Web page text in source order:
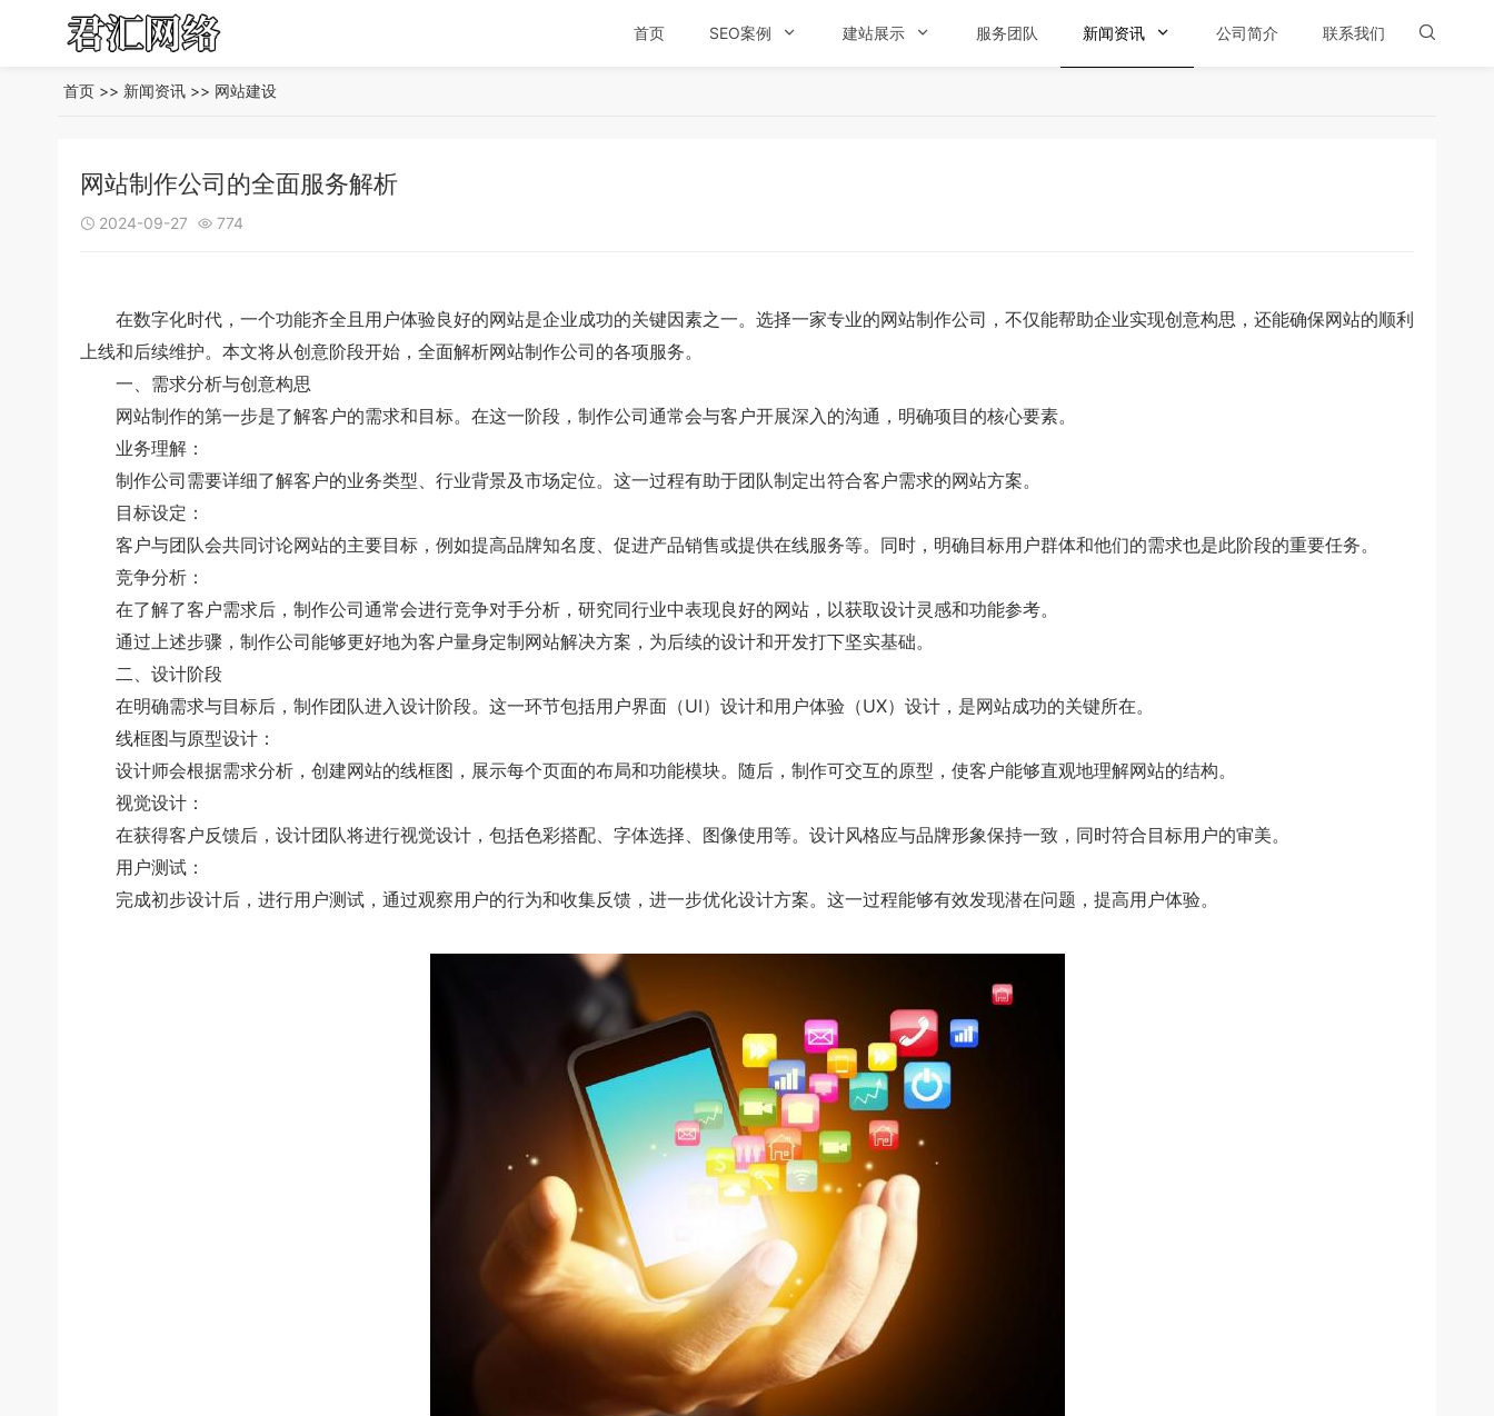

首页 SEO案例  建站展示  服务团队 新闻资讯  公司简介 联系我们
首页 >> 新闻资讯 >> 网站建设
网站制作公司的全面服务解析
 2024-09-27  774
在数字化时代，一个功能齐全且用户体验良好的网站是企业成功的关键因素之一。选择一家专业的网站制作公司，不仅能帮助企业实现创意构思，还能确保网站的顺利
上线和后续维护。本文将从创意阶段开始，全面解析网站制作公司的各项服务。
一、需求分析与创意构思
网站制作的第一步是了解客户的需求和目标。在这一阶段，制作公司通常会与客户开展深入的沟通，明确项目的核心要素。
业务理解：
制作公司需要详细了解客户的业务类型、行业背景及市场定位。这一过程有助于团队制定出符合客户需求的网站方案。
目标设定：
客户与团队会共同讨论网站的主要目标，例如提高品牌知名度、促进产品销售或提供在线服务等。同时，明确目标用户群体和他们的需求也是此阶段的重要任务。
竞争分析：
在了解了客户需求后，制作公司通常会进行竞争对手分析，研究同行业中表现良好的网站，以获取设计灵感和功能参考。
通过上述步骤，制作公司能够更好地为客户量身定制网站解决方案，为后续的设计和开发打下坚实基础。
二、设计阶段
在明确需求与目标后，制作团队进入设计阶段。这一环节包括用户界面（UI）设计和用户体验（UX）设计，是网站成功的关键所在。
线框图与原型设计：
设计师会根据需求分析，创建网站的线框图，展示每个页面的布局和功能模块。随后，制作可交互的原型，使客户能够直观地理解网站的结构。
视觉设计：
在获得客户反馈后，设计团队将进行视觉设计，包括色彩搭配、字体选择、图像使用等。设计风格应与品牌形象保持一致，同时符合目标用户的审美。
用户测试：
完成初步设计后，进行用户测试，通过观察用户的行为和收集反馈，进一步优化设计方案。这一过程能够有效发现潜在问题，提高用户体验。